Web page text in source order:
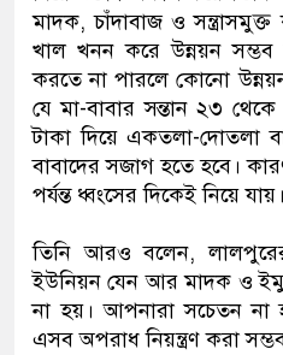
মাদক, চাঁদাবাজ ও
খাল খনন করে উন্নয়ন সম্ভব
করতে না পারলে কোনো
যে মা-বাবার সন্তান ২৩
টাকা দিয়ে একতলা-দোতলা
বাবাদের সজাগ হতে হবে।
পর্যন্ত ধ্বংসের দিকেই নিয়ে যায়।
তিনি আরও বলেন,
ইউনিয়ন যেন আর মাদক ও ইমু
না হয়। আপনারা সচেতন না
এসব অপরাধ নিয়ন্ত্রণ করা